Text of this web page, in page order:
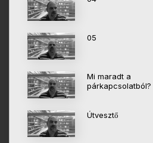
05
Mi maradt a
párkapcsolatból?
Útvesztő